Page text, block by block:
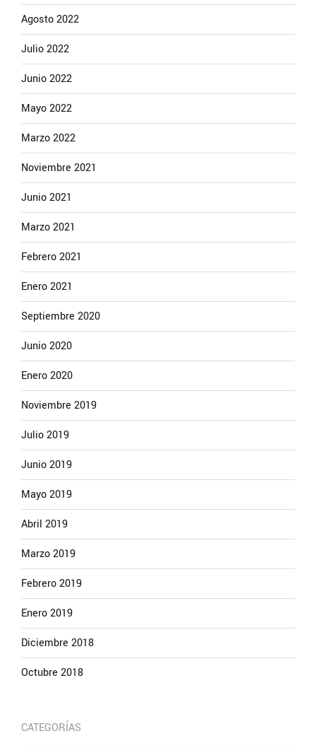
Agosto 2022
Julio 2022
Junio 2022
Mayo 2022
Marzo 2022
Noviembre 2021
Junio 2021
Marzo 2021
Febrero 2021
Enero 2021
Septiembre 2020
Junio 2020
Enero 2020
Noviembre 2019
Julio 2019
Junio 2019
Mayo 2019
Abril 2019
Marzo 2019
Febrero 2019
Enero 2019
Diciembre 2018
Octubre 2018
CATEGORÍAS